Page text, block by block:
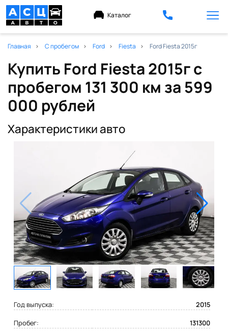
Каталог
Главная С пробегом Ford Fiesta Ford Fiesta 2015г
Купить Ford Fiesta 2015г с
пробегом 131 300 км за 599
000 рублей
Характеристики авто
Год выпуска:
2015
Пробег:
131300